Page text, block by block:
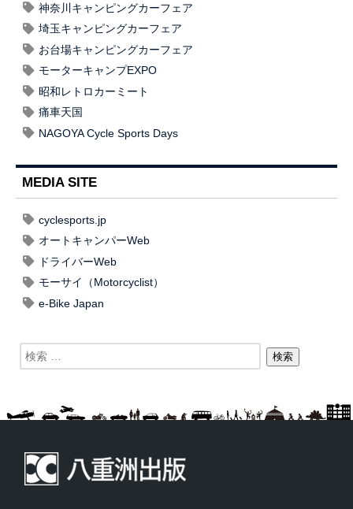
神奈川キャンピングカーフェア
埼玉キャンピングカーフェア
お台場キャンピングカーフェア
モーターキャンプEXPO
昭和レトロカーミート
痛車天国
NAGOYA Cycle Sports Days
MEDIA SITE
cyclesports.jp
オートキャンパーWeb
ドライバーWeb
モーサイ（Motorcyclist）
e-Bike Japan